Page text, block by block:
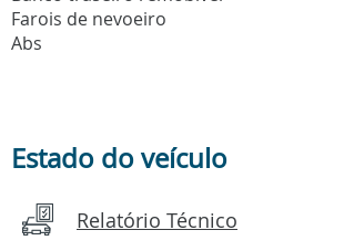
Farois de nevoeiro
Abs
Estado do veículo
Relatório Técnico